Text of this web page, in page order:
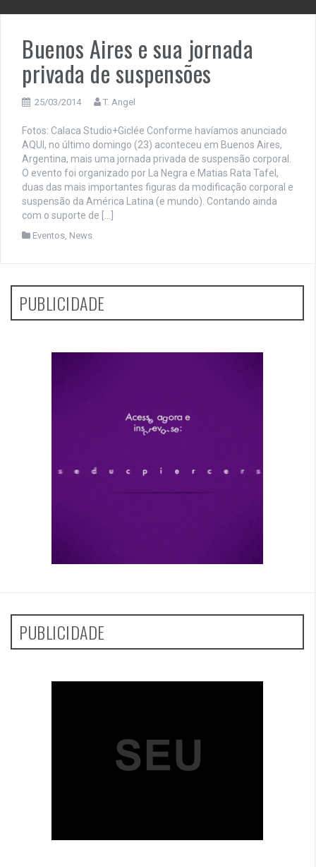
Buenos Aires e sua jornada
privada de suspensões
25/03/2014 T. Angel
Fotos: Calaca Studio+Giclée Conforme havíamos anunciado
AQUI, no último domingo (23) aconteceu em Buenos Aires,
Argentina, mais uma jornada privada de suspensão corporal.
O evento foi organizado por La Negra e Matias Rata Tafel,
duas das mais importantes figuras da modificação corporal e
suspensão da América Latina (e mundo). Contando ainda
com o suporte de […]
Eventos, News
PUBLICIDADE
PUBLICIDADE